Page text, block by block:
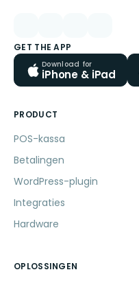
GET THE APP
Download for
iPhone & iPad
PRODUCT
POS-kassa
Betalingen
WordPress-plugin
Integraties
Hardware
OPLOSSINGEN